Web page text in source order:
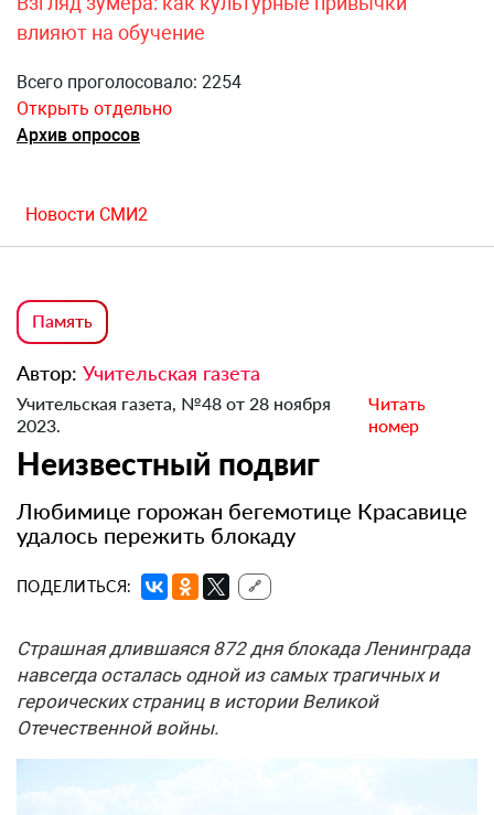
влияют на обучение
Всего проголосовало: 2254
Открыть отдельно
Архив опросов
Новости СМИ2
Память
Автор: Учительская газета
Учительская газета, №48 от 28 ноября
2023.
Читать
номер
Неизвестный подвиг
Любимице горожан бегемотице Красавице
удалось пережить блокаду
ПОДЕЛИТЬСЯ: 🔗
Страшная длившаяся 872 дня блокада Ленинграда
навсегда осталась одной из самых трагичных и
героических страниц в истории Великой
Отечественной войны.